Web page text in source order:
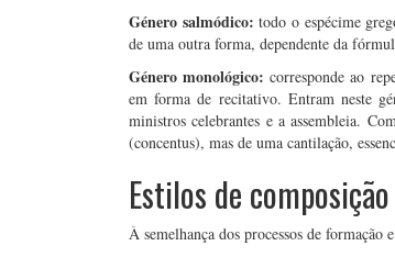
Género salmódico: todo o espécime
de uma outra forma, dependente da
Género monológico: corresponde ao
em forma de recitativo. Entram neste
ministros celebrantes e a assembleia.
(concentus), mas de uma cantilação,
Estilos de composição
À semelhança dos processos de formação